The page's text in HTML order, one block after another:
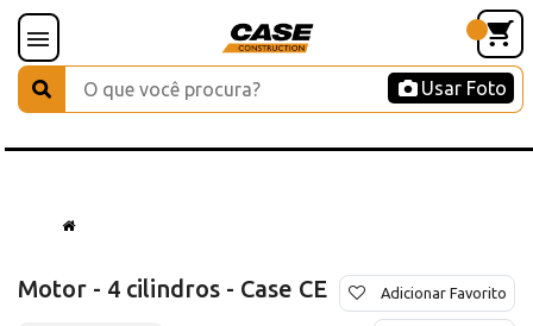
Usar Foto
Motor - 4 cilindros - Case CE Adicionar Favorito